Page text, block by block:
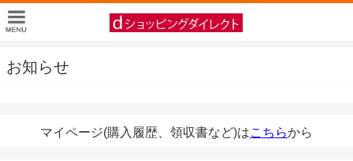
お知らせ
マイページ(購入履歴、領収書など)はこちらから